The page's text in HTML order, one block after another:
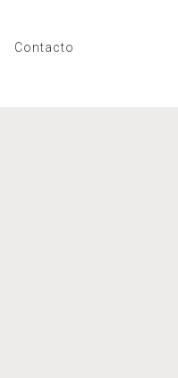
Contacto